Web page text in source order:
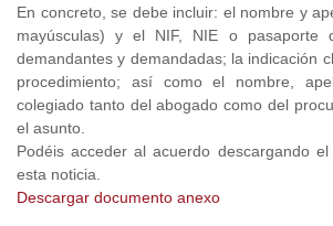
En concreto, se debe incluir: el nombre y
mayúsculas) y el NIF, NIE o pasaporte
demandantes y demandadas; la indicación
procedimiento; así como el nombre,
colegiado tanto del abogado como del
el asunto.
Podéis acceder al acuerdo descargando
esta noticia.
Descargar documento anexo